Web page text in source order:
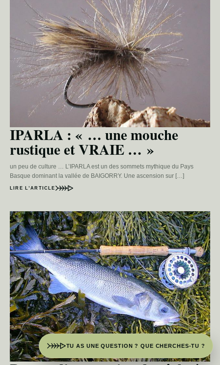
IPARLA : « … une mouche
rustique et VRAIE … »
un peu de culture … L’IPARLA est un des sommets mythique du Pays
Basque dominant la vallée de BAIGORRY. Une ascension sur […]
LIRE L’ARTICLE
TU AS UNE QUESTION ? QUE CHERCHES-TU ?